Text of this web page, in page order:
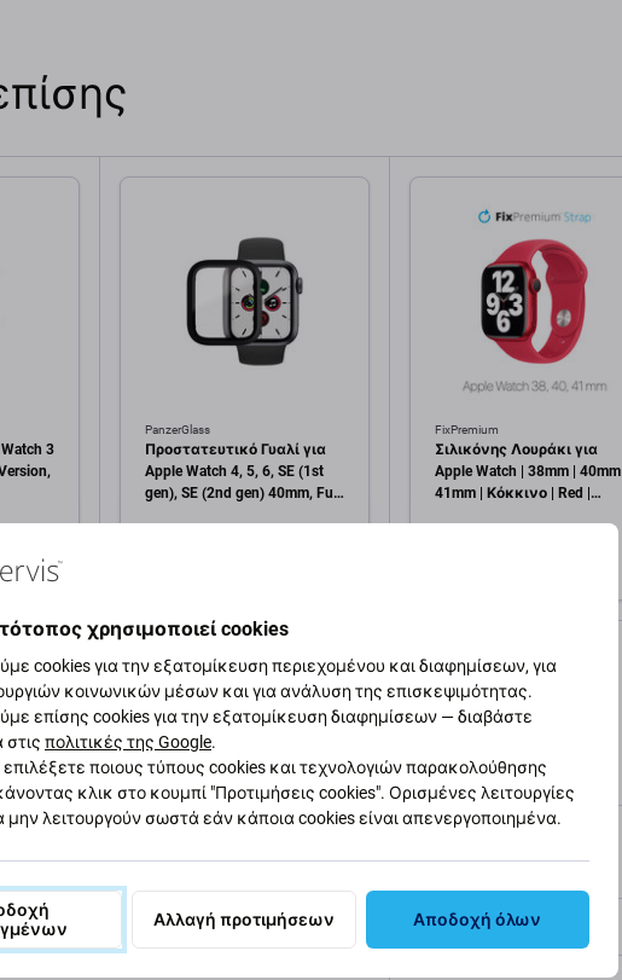
3
Προσθήκη στο
καλάθι
PanzerGlass
Προστατευτικό Γυαλί για
Apple Watch 4, 5, 6, SE (1st
gen), SE (2nd gen) 40mm, Full
καλάθι
FixPremium
Σιλικόνης Λουράκι για
Apple Watch | 38mm | 40mm |
41mm | Κόκκινο | Red |
χρησιμοποιεί cookies
cookies για την εξατομίκευση περιεχομένου και διαφημίσεων, για
κοινωνικών μέσων και για ανάλυση της επισκεψιμότητας.
επίσης cookies για την εξατομίκευση διαφημίσεων — διαβάστε
πολιτικές της Google.
ποιους τύπους cookies και τεχνολογιών παρακολούθησης
κλικ στο κουμπί "Προτιμήσεις cookies". Ορισμένες λειτουργίες
μην λειτουργούν σωστά εάν κάποια cookies είναι απενεργοποιημένα.
Αλλαγή προτιμήσεων Αποδοχή όλων